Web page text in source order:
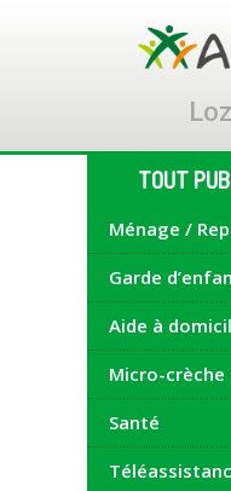
TOUT
Ménage /
Garde
Aide à
Micro-crèche
Santé